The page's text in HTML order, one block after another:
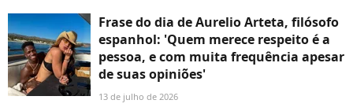
Frase do dia de Aurelio Arteta, filósofo
espanhol: 'Quem merece respeito é a
pessoa, e com muita frequência apesar
de suas opiniões'
13 de julho de 2026